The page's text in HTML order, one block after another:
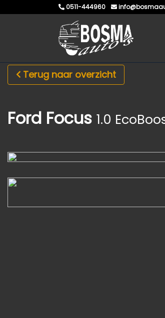
0511-444960
Terug naar overzicht
Ford Focus 1.0